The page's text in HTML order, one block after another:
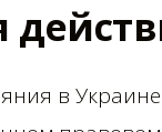
в